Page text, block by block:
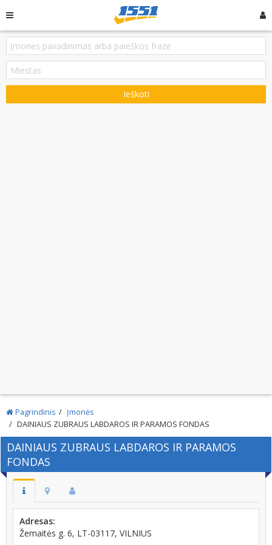
Ieškoti
Pagrindinis
Įmonės
DAINIAUS ZUBRAUS LABDAROS IR PARAMOS FONDAS
DAINIAUS ZUBRAUS LABDAROS IR PARAMOS
FONDAS
Adresas:
Žemaitės g. 6, LT-03117, VILNIUS